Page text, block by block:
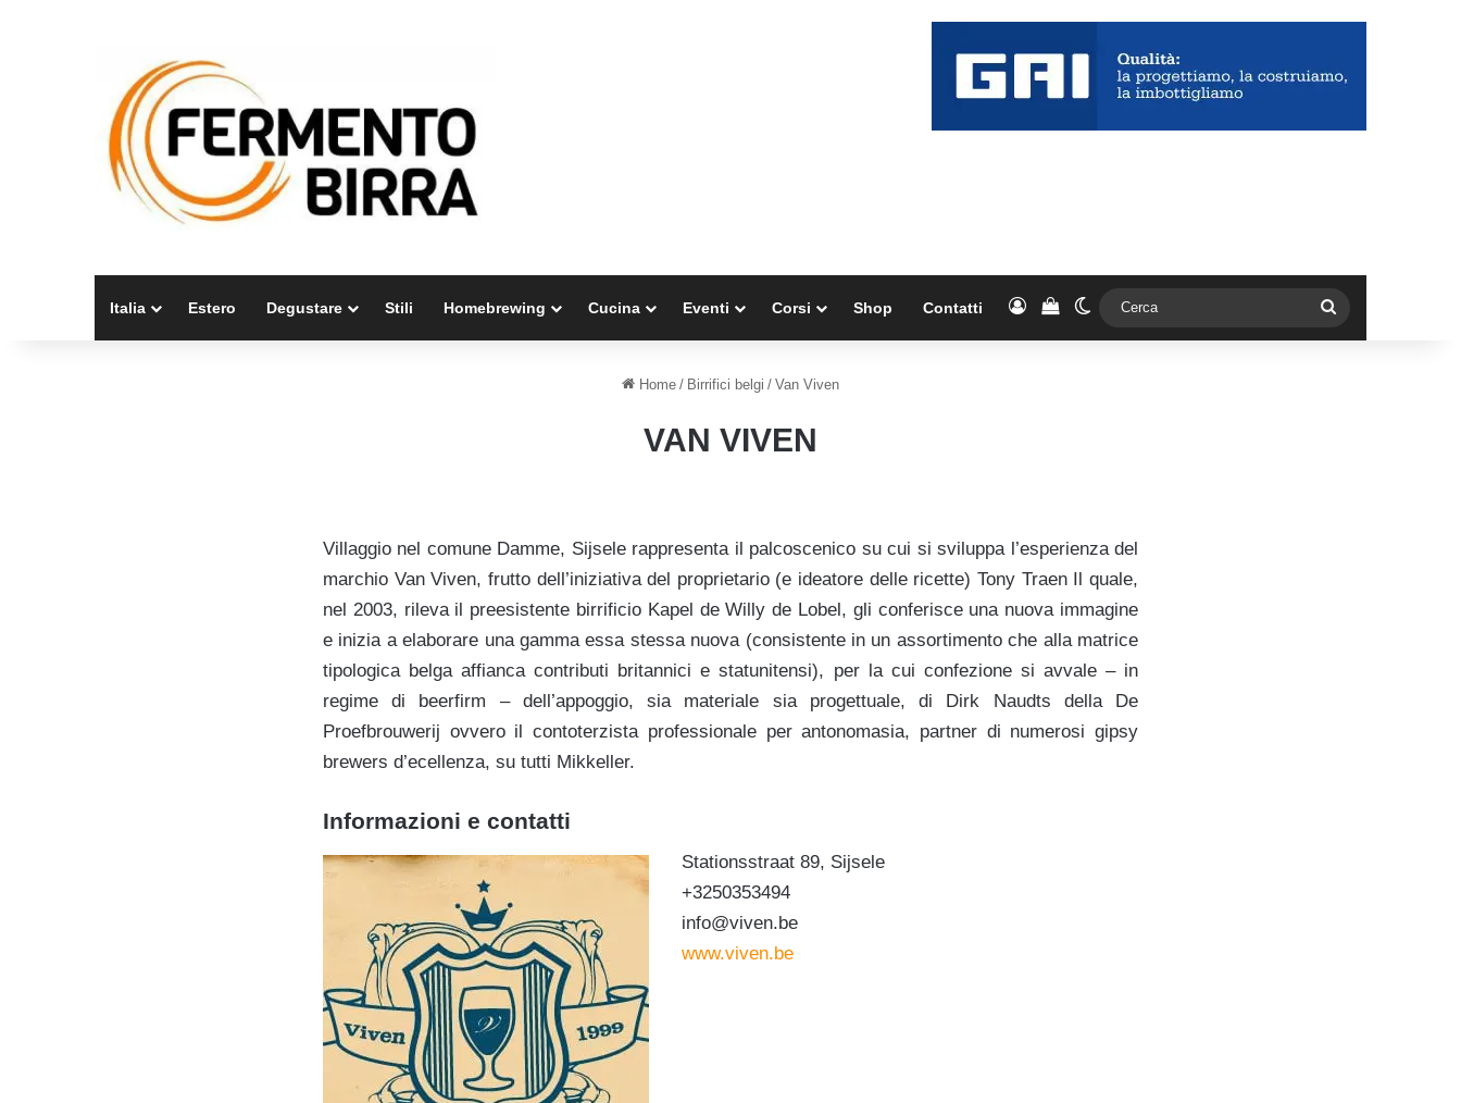
Italia Estero Degustare Stili Homebrewing Cucina Eventi Corsi Shop Contatti AccediVedi il carrello
Cambia aspetto
Home / Birrifici belgi / Van Viven
VAN VIVEN
Villaggio nel comune Damme, Sijsele rappresenta il palcoscenico su cui si sviluppa l’esperienza del
marchio Van Viven, frutto dell’iniziativa del proprietario (e ideatore delle ricette) Tony Traen Il quale,
nel 2003, rileva il preesistente birrificio Kapel de Willy de Lobel, gli conferisce una nuova immagine
e inizia a elaborare una gamma essa stessa nuova (consistente in un assortimento che alla matrice
tipologica belga affianca contributi britannici e statunitensi), per la cui confezione si avvale – in
regime di beerfirm – dell’appoggio, sia materiale sia progettuale, di Dirk Naudts della De
Proefbrouwerij ovvero il contoterzista professionale per antonomasia, partner di numerosi gipsy
brewers d’ecellenza, su tutti Mikkeller.
Informazioni e contatti
Stationsstraat 89, Sijsele
+3250353494
info@viven.be
www.viven.be